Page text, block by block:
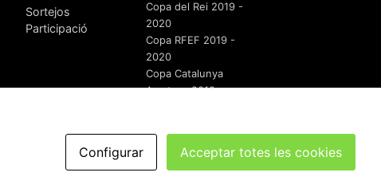
Sortejos
Participació
Copa del Rei 2019 -
2020
Copa RFEF 2019 -
2020
Copa Catalunya
Amateur 2019
redaccio@futbolcatalunya.com
Configurar Acceptar totes les cookies